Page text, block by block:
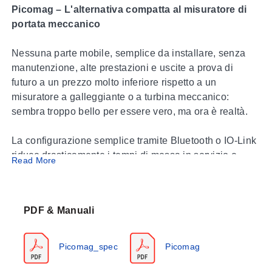
Picomag – L'alternativa compatta al misuratore di
portata meccanico
Nessuna parte mobile, semplice da installare, senza
manutenzione, alte prestazioni e uscite a prova di
futuro a un prezzo molto inferiore rispetto a un
misuratore a galleggiante o a turbina meccanico:
sembra troppo bello per essere vero, ma ora è realtà.
La configurazione semplice tramite Bluetooth o IO-Link
riduce drasticamente i tempi di messa in servizio e
il misuratore da 2”.
Funziona con qualsiasi liquido a base d’acqua con
conducibilità > 10uS/cm2 e senza costi aggiuntivi
Read More
PDF & Manuali
Picomag_spec Picomag